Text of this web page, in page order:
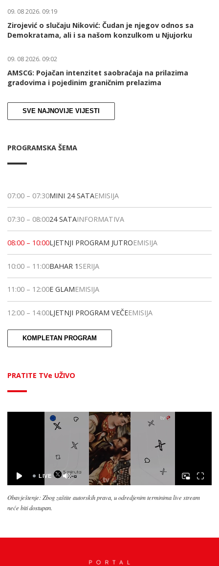
09. 08 2026. 09:19
Zirojević o slučaju Niković: Čudan je njegov odnos sa
Demokratama, ali i sa našom konzulkom u Njujorku
09. 08 2026. 09:02
AMSCG: Pojačan intenzitet saobraćaja na prilazima
gradovima i pojedinim graničnim prelazima
SVE NAJNOVIJE VIJESTI
PROGRAMSKA ŠEMA
07:00 – 07:30MINI 24 SATAEMISIJA
07:30 – 08:0024 SATAINFORMATIVA
08:00 – 10:00LJETNJI PROGRAM JUTROEMISIJA
10:00 – 11:00BAHAR 1 SERIJA
11:00 – 12:00E GLAMEMISIJA
12:00 – 14:00LJETNJI PROGRAM VEČEEMISIJA
KOMPLETAN PROGRAM
PRATITE TVe UŽIVO
Obavještenje: Zbog zaštite autorskih prava, u odredjenim terminima live stream
neće biti dostupan.